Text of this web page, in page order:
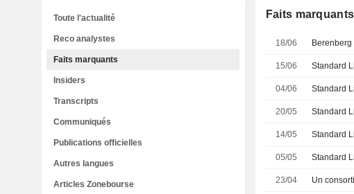
Faits marquants
18/06
15/06
04/06
20/05
14/05
05/05
23/04
Toute l'actualité
Reco analystes
Faits marquants
Insiders
Transcripts
Communiqués
Publications officielles
Autres langues
Articles Zonebourse